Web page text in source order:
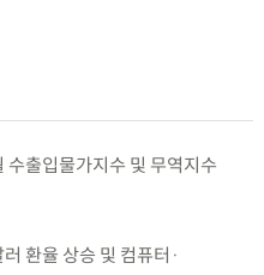
출입물가지수 및 무역지수
환율 상승 및 컴퓨터·